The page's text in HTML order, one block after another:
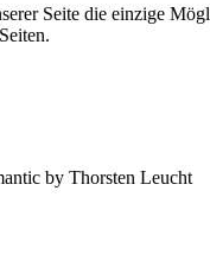
Seite die einzige
by Thorsten Leucht